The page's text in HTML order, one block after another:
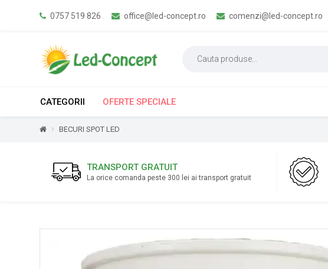
0757 519 826 office@led-concept.ro comenzi@led-concept.ro
CATEGORII OFERTE SPECIALE
BECURI SPOT LED
TRANSPORT GRATUIT
La orice comanda peste 300 lei ai transport gratuit